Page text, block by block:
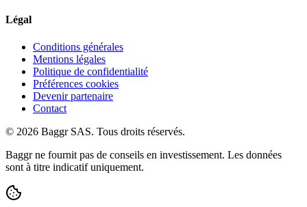
Légal
Conditions générales
Mentions légales
Politique de confidentialité
Préférences cookies
Devenir partenaire
Contact
© 2026 Baggr SAS. Tous droits réservés.
Baggr ne fournit pas de conseils en investissement. Les données
sont à titre indicatif uniquement.